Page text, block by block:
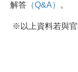
解答 （Q&A） 。
※以上資料若與